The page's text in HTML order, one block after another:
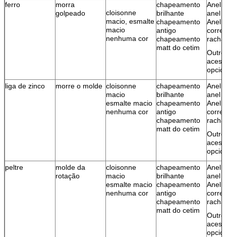
ferro
morra
golpeado
cloisonne
macio, esmalte
macio
nenhuma cor
chapeamento
brilhante
chapeamento
antigo
chapeamento
matt do cetim
Anel
anel
Anel
liga de zinco
morre o molde cloisonne
macio
esmalte macio
nenhuma cor
chapeamento
brilhante
chapeamento
antigo
chapeamento
matt do cetim
Anel
anel
Anel
peltre
molde da
rotação
cloisonne
macio
esmalte macio
nenhuma cor
chapeamento
brilhante
chapeamento
antigo
chapeamento
matt do cetim
Anel
anel
Anel